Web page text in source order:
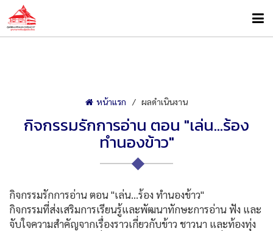
หน้าแรก ผลดำเนินงาน
กิจกรรมรักการอ่าน ตอน "เล่น...ร้อง
ทำนองข้าว"
กิจกรรมรักการอ่าน ตอน "เล่น...ร้อง ทำนองข้าว"
กิจกรรมที่ส่งเสริมการเรียนรู้และพัฒนาทักษะการอ่าน ฟัง และ
จับใจความสำคัญจากเรื่องราวเกี่ยวกับข้าว ชาวนา และท้องทุ่ง